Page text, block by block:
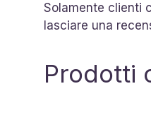
Solamente clienti
lasciare una
Prodotti